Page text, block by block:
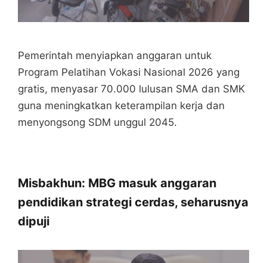
Pemerintah menyiapkan anggaran untuk
Program Pelatihan Vokasi Nasional 2026 yang
gratis, menyasar 70.000 lulusan SMA dan SMK
guna meningkatkan keterampilan kerja dan
menyongsong SDM unggul 2045.
Misbakhun: MBG masuk anggaran
pendidikan strategi cerdas, seharusnya
dipuji